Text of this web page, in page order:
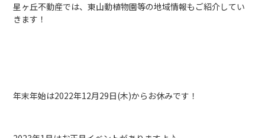
星ヶ丘不動産では、東山動植物園等の地域情報もご紹介してい
きます！
年末年始は2022年12月29日(木)からお休みです！